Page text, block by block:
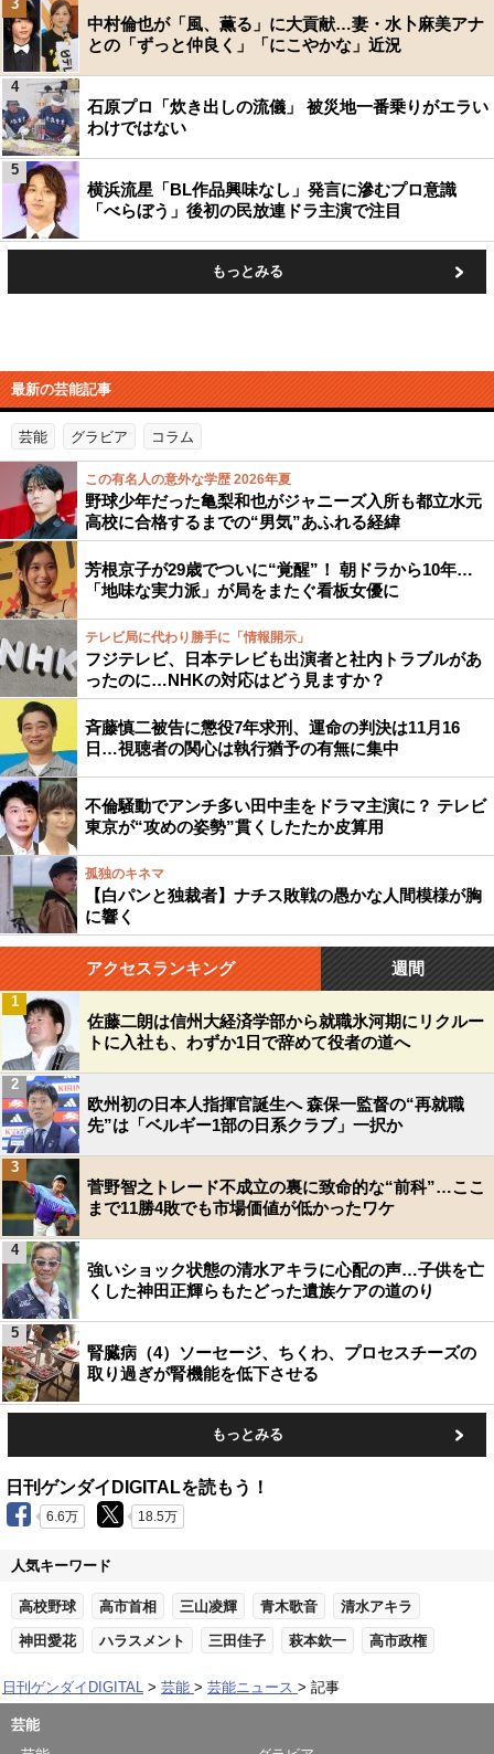
中村倫也が「風、薫る」に大貢献…妻・水卜麻美アナ
との「ずっと仲良く」「にこやかな」近況
3
石原プロ「炊き出しの流儀」 被災地一番乗りがエラい
わけではない
4
横浜流星「BL作品興味なし」発言に滲むプロ意識
「べらぼう」後初の民放連ドラ主演で注目
5
もっとみる
最新の芸能記事
芸能 グラビア コラム
この有名人の意外な学歴 2026年夏
野球少年だった亀梨和也がジャニーズ入所も都立水元
高校に合格するまでの“男気”あふれる経緯
芳根京子が29歳でついに“覚醒”！ 朝ドラから10年…
「地味な実力派」が局をまたぐ看板女優に
テレビ局に代わり勝手に「情報開示」
フジテレビ、日本テレビも出演者と社内トラブルがあ
ったのに…NHKの対応はどう見ますか？
斉藤慎二被告に懲役7年求刑、運命の判決は11月16
日…視聴者の関心は執行猶予の有無に集中
不倫騒動でアンチ多い田中圭をドラマ主演に？ テレビ
東京が“攻めの姿勢”貫くしたたか皮算用
孤独のキネマ
【白パンと独裁者】ナチス敗戦の愚かな人間模様が胸
に響く
アクセスランキング 週間
佐藤二朗は信州大経済学部から就職氷河期にリクルー
トに入社も、わずか1日で辞めて役者の道へ
1
欧州初の日本人指揮官誕生へ 森保一監督の“再就職
先”は「ベルギー1部の日系クラブ」一択か
2
菅野智之トレード不成立の裏に致命的な“前科”…ここ
まで11勝4敗でも市場価値が低かったワケ
3
強いショック状態の清水アキラに心配の声…子供を亡
くした神田正輝らもたどった遺族ケアの道のり
4
腎臓病（4）ソーセージ、ちくわ、プロセスチーズの
取り過ぎが腎機能を低下させる
5
もっとみる
日刊ゲンダイDIGITALを読もう！
6.6万 18.5万
人気キーワード
高校野球 高市首相 三山凌輝 青木歌音 清水アキラ
神田愛花 ハラスメント 三田佳子 萩本欽一 高市政権
日刊ゲンダイDIGITAL 芸能 芸能ニュース 記事
芸能